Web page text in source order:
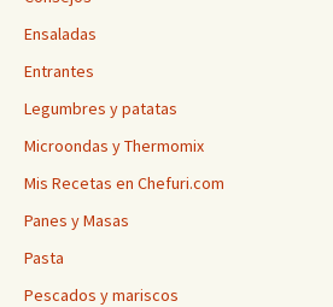
Ensaladas
Entrantes
Legumbres y patatas
Microondas y Thermomix
Mis Recetas en Chefuri.com
Panes y Masas
Pasta
Pescados y mariscos